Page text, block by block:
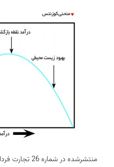
منتشرشده در شماره 26 تجارت فردا